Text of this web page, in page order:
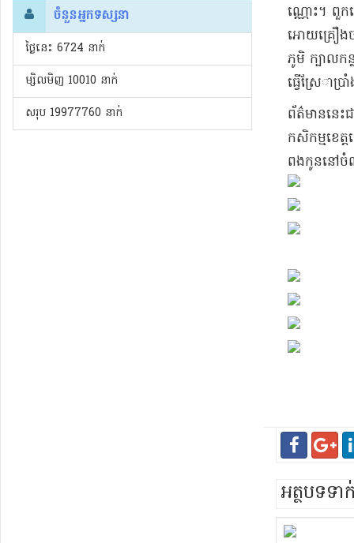
ចំនួនអ្នកទស្សនា
ថ្ងៃនេះ​ 6724 នាក់
ម្សិលមិញ 10010 នាក់
សរុប 19977760 នាក់
ណ្ណោះ​។ ពួក
អោយ​គ្រឿង
ភូមិ ក្បាល​ក
ធ្វើស្រែ​ា​ប្រ
ព័ត៌មាន​នេ
កសិកម្ម​ខេត្
ពង​កូន​នៅ​ចំ
អត្ថបទទ